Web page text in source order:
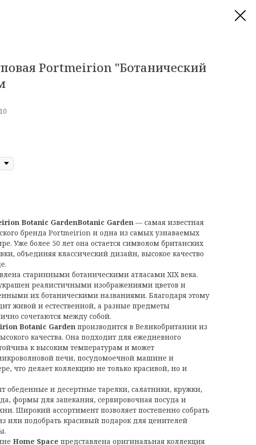
Portmeirion "Ботанический
Botanic GardenBotanic Garden — самая известная
бренда Portmeirion и одна из самых узнаваемых
Уже более 50 лет она остается символом британских
объединяя классический дизайн, высокое качество
старинными ботаническими атласами XIX века.
реалистичными изображениями цветов и
их ботаническими названиями. Благодаря этому
живой и естественной, а разные предметы
сочетаются между собой.
Botanic Garden производится в Великобритании из
качества. Она подходит для ежедневного
к высоким температурам и может
печи, посудомоечной машине и
что делает коллекцию не только красивой, но и
обеденные и десертные тарелки, салатники, кружки,
формы для запекания, сервировочная посуда и
Широкий ассортимент позволяет постепенно собрать
или подобрать красивый подарок для ценителей
Home Space представлена оригинальная коллекция